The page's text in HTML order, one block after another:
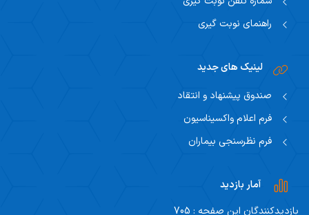
راهنمای نوبت گیری
لینیک های جدید
صندوق پیشنهاد و انتقاد
فرم اعلام واکسیناسیون
فرم نظرسنجی بیماران
آمار بازدید
بازدیدکنندگان این صفحه : 705